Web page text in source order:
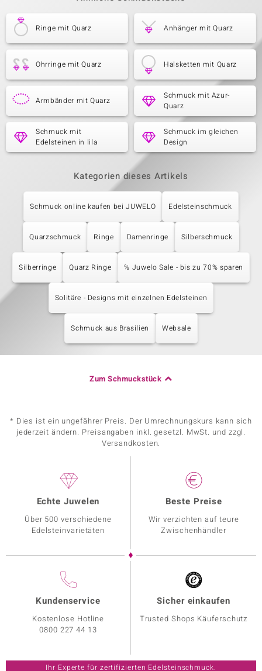
Ringe mit Quarz Anhänger mit Quarz
Ohrringe mit Quarz Halsketten mit Quarz
Armbänder mit Quarz
Schmuck mit Azur-
Quarz
Schmuck mit
Edelsteinen in lila
Schmuck im gleichen
Design
Kategorien dieses Artikels
Schmuck online kaufen bei JUWELO Edelsteinschmuck
Quarzschmuck Ringe Damenringe Silberschmuck
Silberringe Quarz Ringe % Juwelo Sale - bis zu 70% sparen
Solitäre - Designs mit einzelnen Edelsteinen
Schmuck aus Brasilien Websale
Zum Schmuckstück
* Dies ist ein ungefährer Preis. Der Umrechnungskurs kann sich
jederzeit ändern. Preisangaben inkl. gesetzl. MwSt. und zzgl.
Versandkosten.
Echte Juwelen
Über 500 verschiedene
Edelsteinvarietäten
Beste Preise
Wir verzichten auf teure
Zwischenhändler
Kundenservice
Kostenlose Hotline
0800 227 44 13
Sicher einkaufen
Trusted Shops Käuferschutz
Ihr Experte für zertifizierten Edelsteinschmuck.